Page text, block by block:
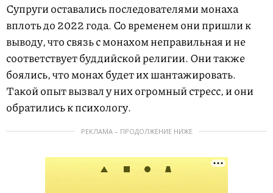
Супруги оставались последователями монаха
вплоть до 2022 года. Со временем они пришли к
выводу, что связь с монахом неправильная и не
соответствует буддийской религии. Они также
боялись, что монах будет их шантажировать.
Такой опыт вызвал у них огромный стресс, и они
обратились к психологу.
РЕКЛАМА – ПРОДОЛЖЕНИЕ НИЖЕ